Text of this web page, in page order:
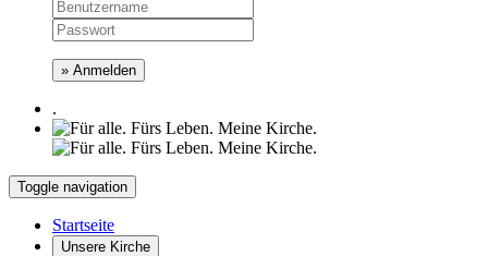
» Anmelden
.
Toggle navigation
Startseite
Unsere Kirche